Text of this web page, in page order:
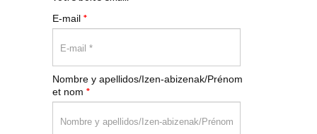
E-mail *
Nombre y apellidos/Izen-abizenak/Prénom
et nom *